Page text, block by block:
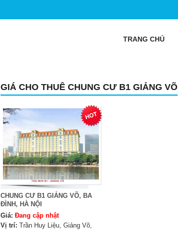
TRANG CHỦ
GIÁ CHO THUÊ CHUNG CƯ B1 GIẢNG VÕ
CHUNG CƯ B1 GIẢNG VÕ, BA
ĐÌNH, HÀ NỘI
Giá: Đang cập nhật
Vị trí: Trần Huy Liệu, Giảng Võ,